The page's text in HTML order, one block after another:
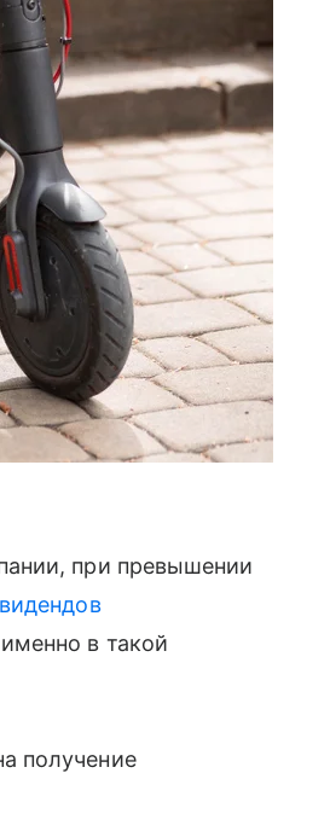
при превышении
в такой
получение